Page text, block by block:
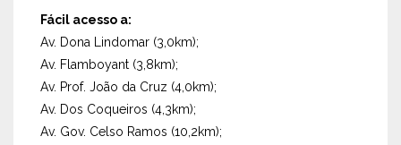
Fácil acesso a:
Av. Dona Lindomar (3,0km);
Av. Flamboyant (3,8km);
Av. Prof. João da Cruz (4,0km);
Av. Dos Coqueiros (4,3km);
Av. Gov. Celso Ramos (10,2km);